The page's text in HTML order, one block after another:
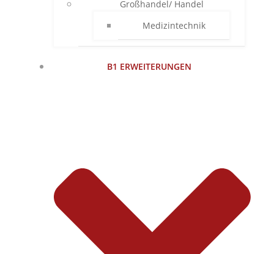
Großhandel/ Handel
Medizintechnik
B1 ERWEITERUNGEN